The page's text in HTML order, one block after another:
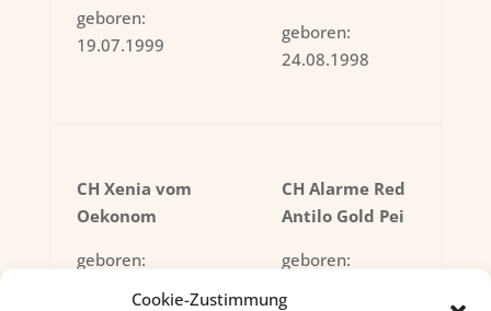
Cookie-Zustimmung
geboren:
19.07.1999
geboren:
24.08.1998
CH Xenia vom
Oekonom
geboren:
06.12.1999
CH Alarme Red
Antilo Gold Pei
geboren: